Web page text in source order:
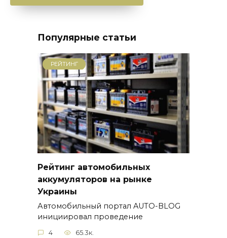
Популярные статьи
РЕЙТИНГ
Рейтинг автомобильных
аккумуляторов на рынке
Украины
Автомобильный портал AUTO-BLOG
инициировал проведение
4 65.3к.